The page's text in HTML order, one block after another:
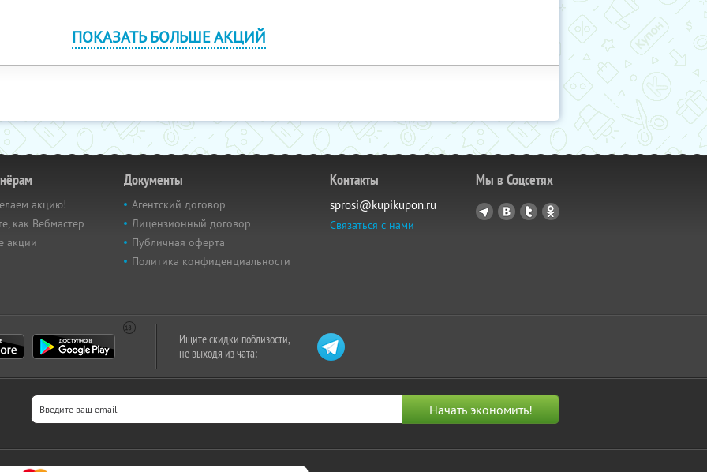
ПОКАЗАТЬ БОЛЬШЕ АКЦИЙ
акцию!
как Вебмастер
акции
Документы
Агентский договор
Лицензионный договор
Публичная оферта
Политика конфиденциальности
Контакты
sprosi@kupikupon.ru
Связаться с нами
Мы в Соцсетях
Ищите скидки поблизости,
не выходя из чата: